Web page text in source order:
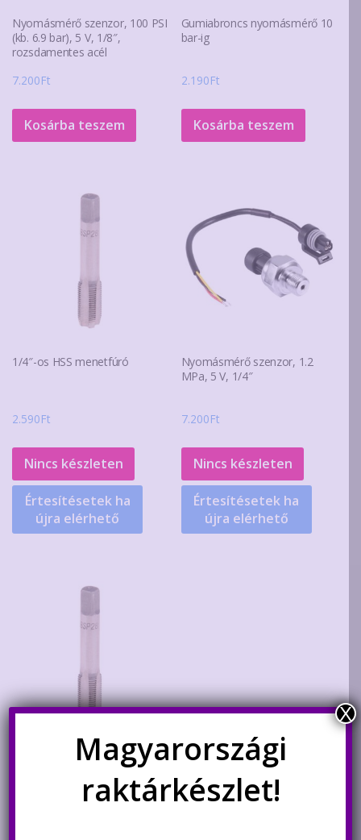
Nyomásmérő szenzor, 100 PSI
(kb. 6.9 bar), 5 V, 1/8″,
rozsdamentes acél
7.200Ft
Kosárba teszem
Gumiabroncs nyomásmérő 10
bar-ig
2.190Ft
Kosárba teszem
1/4″-os HSS menetfúró
2.590Ft
Nincs készleten
Értesítésetek ha
újra elérhető
Nyomásmérő szenzor, 1.2
MPa, 5 V, 1/4″
7.200Ft
Nincs készleten
Értesítésetek ha
újra elérhető
1/8″-os HSS menetfúróMagyarországi
raktárkészlet!
X